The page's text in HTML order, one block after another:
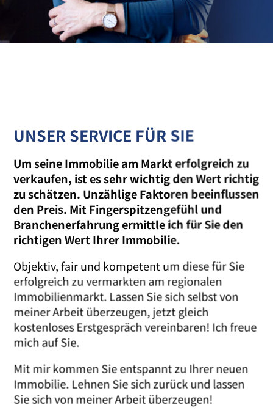
UNSER SERVICE FÜR SIE
Um seine Immobilie am Markt erfolgreich zu
verkaufen, ist es sehr wichtig den Wert richtig
zu schätzen. Unzählige Faktoren beeinflussen
den Preis. Mit Fingerspitzengefühl und
Branchenerfahrung ermittle ich für Sie den
richtigen Wert Ihrer Immobilie.
Objektiv, fair und kompetent um diese für Sie
erfolgreich zu vermarkten am regionalen
Immobilienmarkt. Lassen Sie sich selbst von
meiner Arbeit überzeugen, jetzt gleich
kostenloses Erstgespräch vereinbaren! Ich freue
mich auf Sie.
Mit mir kommen Sie entspannt zu Ihrer neuen
Immobilie. Lehnen Sie sich zurück und lassen
Sie sich von meiner Arbeit überzeugen!